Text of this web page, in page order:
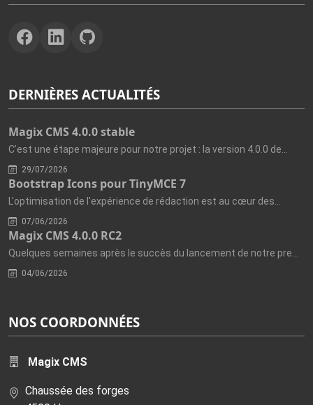
DERNIÈRES ACTUALITÉS
Magix CMS 4.0.0 stable
C’est une étape majeure pour notre projet : la version 4.0.0 de...
29/07/2026
Bootstrap Icons pour TinyMCE 7
L'optimisation de l'expérience de rédaction est au cœur des...
07/06/2026
Magix CMS 4.0.0 RC2
04/06/2026
NOS COORDONNÉES
Magix CMS
Chaussée des forges